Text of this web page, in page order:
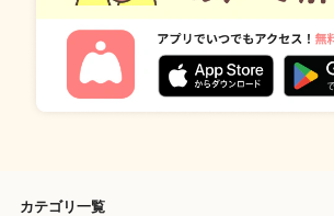
カテゴリ一覧